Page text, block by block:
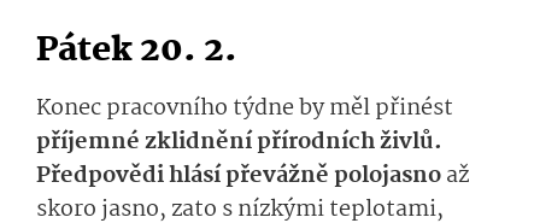
Pátek 20. 2.
Konec pracovního týdne by měl přinést
příjemné zklidněnípří­rodníchživlů.
Předpovědi hlásí převážně polojasnoaž
skoro jasno, zato s nízkýmiteplo­tami,